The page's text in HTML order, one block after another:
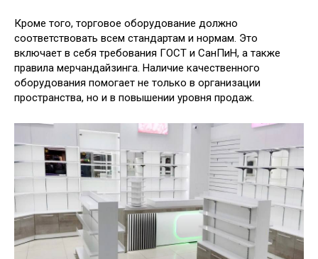
Кроме того, торговое оборудование должно
соответствовать всем стандартам и нормам. Это
включает в себя требования ГОСТ и СанПиН, а также
правила мерчандайзинга. Наличие качественного
оборудования помогает не только в организации
пространства, но и в повышении уровня продаж.